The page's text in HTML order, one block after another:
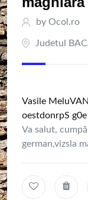
by Ocol.ro
Judetul
Vasile Melu
oestdonrpS g0e
Va salut,
german,vizsla